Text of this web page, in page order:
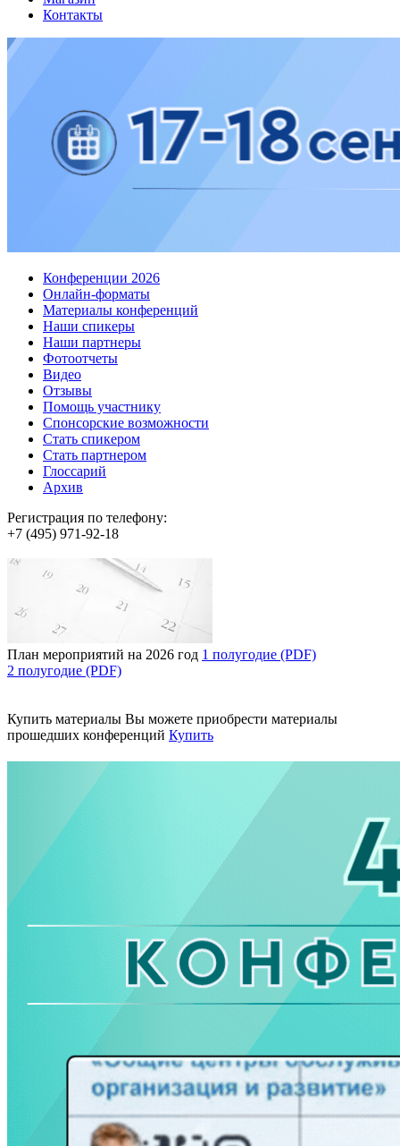
Контакты
Конференции 2026
Онлайн-форматы
Материалы конференций
Наши спикеры
Наши партнеры
Фотоотчеты
Видео
Отзывы
Помощь участнику
Спонсорские возможности
Стать спикером
Стать партнером
Глоссарий
Архив
Регистрация по телефону:
+7 (495) 971-92-18
План мероприятий на 2026 год 1 полугодие (PDF)
2 полугодие (PDF)
Купить материалы Вы можете приобрести материалы
прошедших конференций Купить